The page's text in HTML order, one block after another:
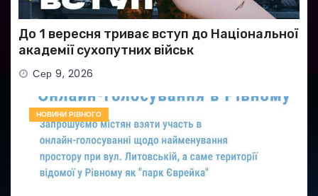
До 1 вересня триває вступ до Національної
академії сухопутних військ
Сер 9, 2026
НОВИНИ РІВНОГО